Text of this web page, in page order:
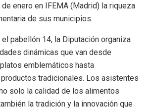
enero en IFEMA (Madrid) la riqueza
de sus municipios.
pabellón 14, la Diputación organiza
dinámicas que van desde
emblemáticos hasta
tradicionales. Los asistentes
solo la calidad de los alimentos
la tradición y la innovación que